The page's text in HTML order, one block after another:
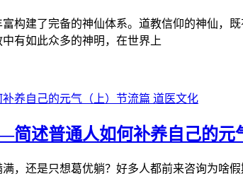
构建了完备的神仙体系。道教信仰的神仙，
有如此众多的神明，在世界上
道医文化
述普通人如何补养自己的元
，还是只想葛优躺？好多人都前来咨询为啥